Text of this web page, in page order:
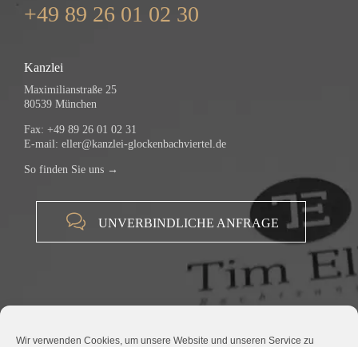
Wir verwenden Cookies, um unsere Website und unseren Service zu
+49 89 26 01 02 30
Kanzlei
Maximilianstraße 25
80539 München
Fax: +49 89 26 01 02 31
E-mail: eller@kanzlei-glockenbachviertel.de
So finden Sie uns →
 UNVERBINDLICHE ANFRAGE